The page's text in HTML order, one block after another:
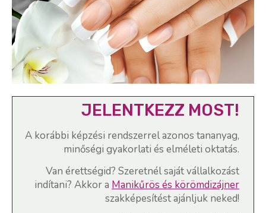
JELENTKEZZ MOST!
A korábbi képzési rendszerrel azonos tananyag,
minőségi gyakorlati és elméleti oktatás.
Van érettségid? Szeretnél saját vállalkozást
indítani? Akkor a Manikűrös és körömdizájner
szakképesítést ajánljuk neked!